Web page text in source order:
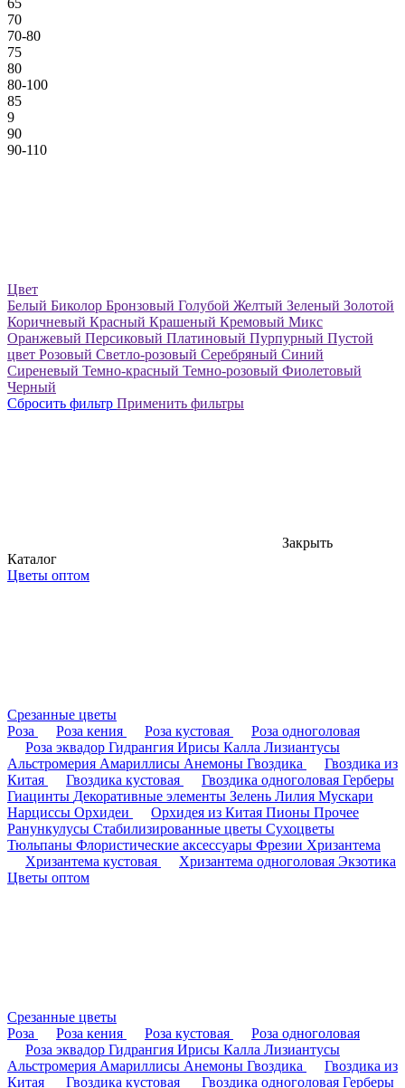
65
70
70-80
75
80
80-100
85
9
90
90-110
Цвет
Белый Биколор Бронзовый Голубой Желтый Зеленый Золотой
Коричневый Красный Крашеный Кремовый Микс
Оранжевый Персиковый Платиновый Пурпурный Пустой
цвет Розовый Светло-розовый Серебряный Синий
Сиреневый Темно-красный Темно-розовый Фиолетовый
Черный
Сбросить фильтр Применить фильтры
Закрыть
Каталог
Цветы оптом
Срезанные цветы
Роза
Роза кения Роза кустовая
Роза одноголовая
Роза эквадор Гидрангия Ирисы Калла Лизиантусы
Альстромерия Амариллисы Анемоны Гвоздика
Гвоздика из
Китая
Гвоздика кустовая Гвоздика одноголовая Герберы
Гиацинты Декоративные элементы Зелень Лилия Мускари
Нарциссы Орхидеи Орхидея из Китая Пионы Прочее
Ранункулусы Стабилизированные цветы Сухоцветы
Тюльпаны Флористические аксессуары Фрезии Хризантема
Хризантема кустовая
Хризантема одноголовая Экзотика
Цветы оптом
Срезанные цветы
Роза
Роза кения Роза кустовая
Роза одноголовая
Роза эквадор Гидрангия Ирисы Калла Лизиантусы
Альстромерия Амариллисы Анемоны Гвоздика
Гвоздика из
Китая
Гвоздика кустовая Гвоздика одноголовая Герберы